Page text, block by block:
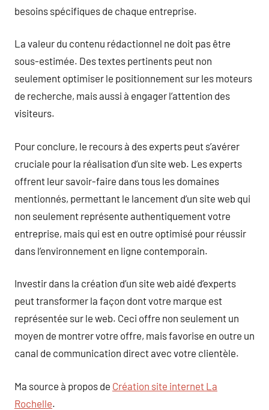
besoins spécifiques de chaque entreprise.
La valeur du contenu rédactionnel ne doit pas être
sous-estimée. Des textes pertinents peut non
seulement optimiser le positionnement sur les moteurs
de recherche, mais aussi à engager l’attention des
visiteurs.
Pour conclure, le recours à des experts peut s’avérer
cruciale pour la réalisation d’un site web. Les experts
offrent leur savoir-faire dans tous les domaines
mentionnés, permettant le lancement d’un site web qui
non seulement représente authentiquement votre
entreprise, mais qui est en outre optimisé pour réussir
dans l’environnement en ligne contemporain.
Investir dans la création d’un site web aidé d’experts
peut transformer la façon dont votre marque est
représentée sur le web. Ceci offre non seulement un
moyen de montrer votre offre, mais favorise en outre un
canal de communication direct avec votre clientèle.
Ma source à propos de Création site internet La
Rochelle.